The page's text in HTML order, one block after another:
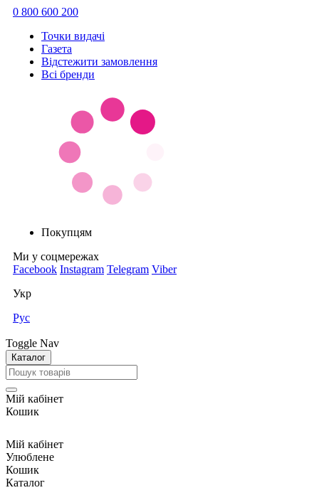
0 800 600 200
Точки видачi
Газета
Відстежити замовлення
Всі бренди
Покупцям
Ми у соцмережах
Facebook Instagram Telegram Viber
Укр
Рус
Toggle Nav
Каталог
Мій кабінет
Кошик
Мій кабінет
Улюблене
Кошик
Каталог